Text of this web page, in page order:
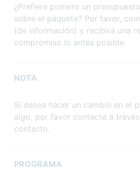
¿Prefiere primero un
sobre el paquete? Por favor,
(de información) y recibirá una
compromiso lo antes posible.
NOTA
Si desea hacer un cambio en el
algo, por favor contacte a
contacto.
PROGRAMA